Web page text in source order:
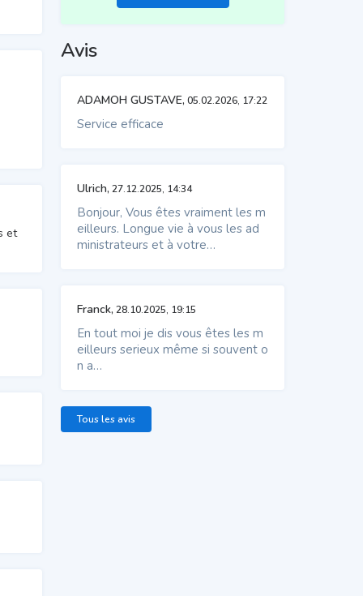
et
Avis
ADAMOH GUSTAVE, 05.02.2026, 17:22
Service efficace
Ulrich, 27.12.2025, 14:34
Bonjour, Vous êtes vraiment les m
eilleurs. Longue vie à vous les ad
ministrateurs et à votre…
Franck, 28.10.2025, 19:15
En tout moi je dis vous êtes les m
eilleurs serieux même si souvent o
n a…
Tous les avis